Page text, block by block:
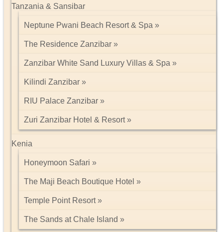
Tanzania & Sansibar
Neptune Pwani Beach Resort & Spa
The Residence Zanzibar
Zanzibar White Sand Luxury Villas & Spa
Kilindi Zanzibar
RIU Palace Zanzibar
Zuri Zanzibar Hotel & Resort
Kenia
Honeymoon Safari
The Maji Beach Boutique Hotel
Temple Point Resort
The Sands at Chale Island